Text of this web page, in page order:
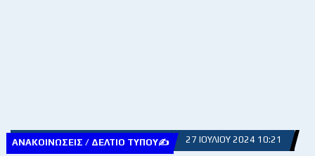
ΑΝΑΚΟΙΝΏΣΕΙΣ / ΔΕΛΤΊΟ ΤΎΠΟΥ✍ 27 ΙΟΥΛΊΟΥ 2024 10:21